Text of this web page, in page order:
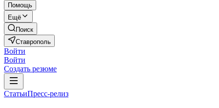
Помощь
Ещё
Поиск
Ставрополь
Войти
Войти
Создать резюме
СтатьиПресс-релиз